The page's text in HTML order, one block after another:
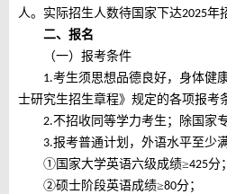
人。实际招生人数待国家下达2025年
二、 报名
（一）报考条件
1.考生须思想品德良好，身体健
士研究生招生章程》规定的各项报考
2.不招收同等学力考生；除国家
3.报考普通计划，外语水平至少
①国家大学英语六级成绩≥425分；
②硕士阶段英语成绩≥80分；